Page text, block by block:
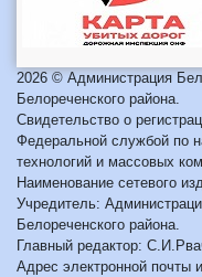
2026 © Администрация
Белореченского района.
Свидетельство о
Федеральной службой по
технологий и массовых
Наименование сетевого
Учредитель:
Белореченского района.
Главный редактор:
Адрес электронной почты